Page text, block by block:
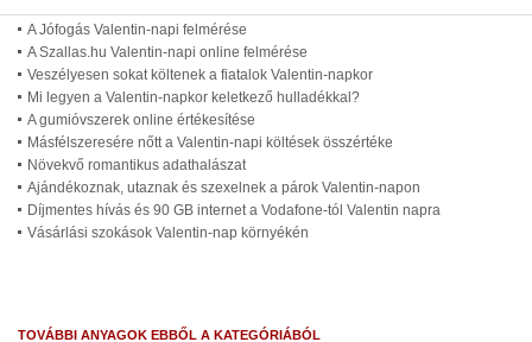
A Jófogás Valentin-napi felmérése
A Szallas.hu Valentin-napi online felmérése
Veszélyesen sokat költenek a fiatalok Valentin-napkor
Mi legyen a Valentin-napkor keletkező hulladékkal?
A gumióvszerek online értékesítése
Másfélszeresére nőtt a Valentin-napi költések összértéke
Növekvő romantikus adathalászat
Ajándékoznak, utaznak és szexelnek a párok Valentin-napon
Díjmentes hívás és 90 GB internet a Vodafone-tól Valentin napra
Vásárlási szokások Valentin-nap környékén
TOVÁBBI ANYAGOK EBBŐL A KATEGÓRIÁBÓL